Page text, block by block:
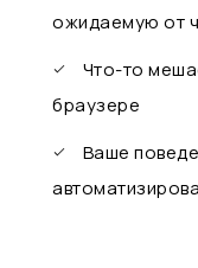
ожидаемую от
Что-то
браузере
Ваше